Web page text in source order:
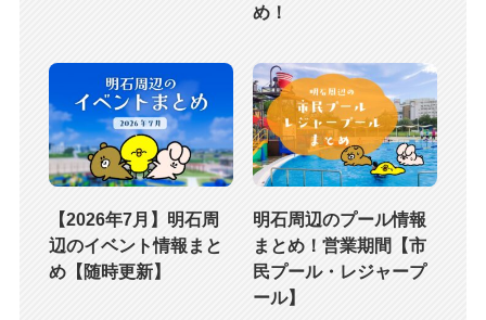
め！
【2026年7月】明石周
辺のイベント情報まと
め【随時更新】
明石周辺のプール情報
まとめ！営業期間【市
民プール・レジャープ
ール】